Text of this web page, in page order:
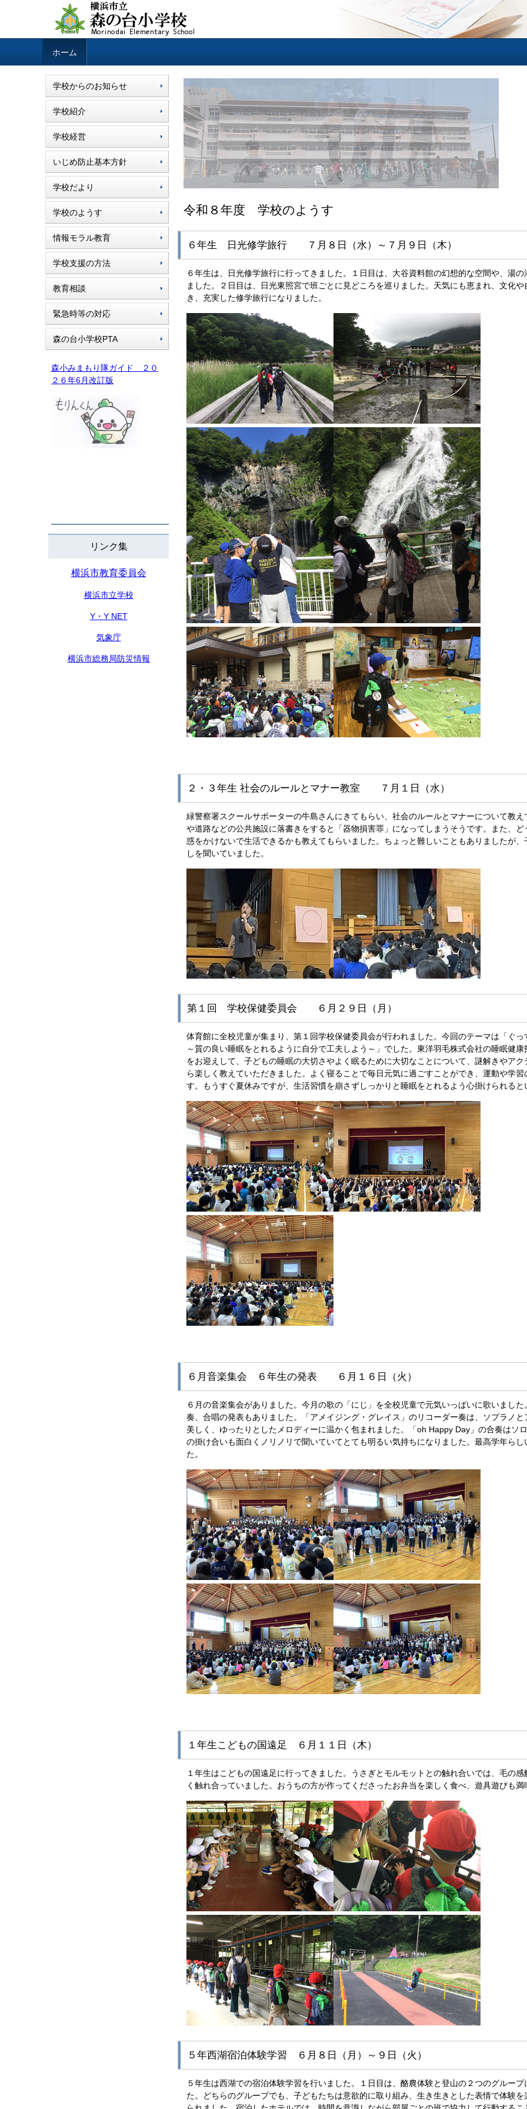
ホーム
学校からのお知らせ
学校紹介
学校経営
いじめ防止基本方針
学校だより
学校のようす
情報モラル教育
学校支援の方法
教育相談
緊急時等の対応
森の台小学校PTA
森小みまもり隊ガイド ２０
２６年6月改訂版
リンク集
横浜市教育委員会
横浜市立学校
Y・Y NET
気象庁
横浜市総務局防災情報
令和８年度 学校のようす
６年生 日光修学旅行 ７月８日（水）～７月９日（木）
６年生は、日光修学旅行に行ってきました。１日目は、大谷資料館の幻想的な空間や、湯
ました。２日目は、日光東照宮で班ごとに見どころを巡りました。天気にも恵まれ、文化
き、充実した修学旅行になりました。
２・３年生 社会のルールとマナー教室 ７月１日（水）
緑警察署スクールサポーターの牛島さんにきてもらい、社会のルールとマナーについて教
や道路などの公共施設に落書きをすると「器物損害罪」になってしまうそうです。また、
惑をかけないで生活できるかも教えてもらいました。ちょっと難しいこともありましたが
しを聞いていました。
第１回 学校保健委員会 ６月２９日（月）
体育館に全校児童が集まり、第１回学校保健委員会が行われました。今回のテーマは「ぐ
～質の良い睡眠をとれるように自分で工夫しよう～」でした。東洋羽毛株式会社の睡眠健
をお迎えして、子どもの睡眠の大切さやよく眠るために大切なことについて、謎解きやア
ら楽しく教えていただきました。よく寝ることで毎日元気に過ごすことができ、運動や学
す。もうすぐ夏休みですが、生活習慣を崩さずしっかりと睡眠をとれるよう心掛けられると
６月音楽集会 ６年生の発表 ６月１６日（火）
６月の音楽集会がありました。今月の歌の「にじ」を全校児童で元気いっぱいに歌いまし
奏、合唱の発表もありました。「アメイジング・グレイス」のリコーダー奏は、ソプラノ
美しく、ゆったりとしたメロディーに温かく包まれました。「oh Happy Day」の合奏はソ
の掛け合いも面白くノリノリで聞いていてとても明るい気持ちになりました。最高学年ら
た。
１年生こどもの国遠足 ６月１１日（木）
１年生はこどもの国遠足に行ってきました。うさぎとモルモットとの触れ合いでは、毛の
く触れ合っていました。おうちの方が作ってくださったお弁当を楽しく食べ、遊具遊びも
５年西湖宿泊体験学習 ６月８日（月）～９日（火）
５年生は西湖での宿泊体験学習を行いました。１日目は、酪農体験と登山の２つのグルー
た。どちらのグループでも、子どもたちは意欲的に取り組み、生き生きとした表情で体験